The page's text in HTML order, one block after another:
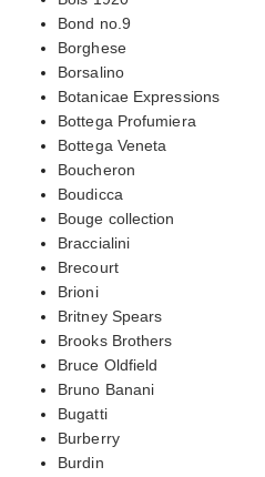
Bond no.9
Borghese
Borsalino
Botanicae Expressions
Bottega Profumiera
Bottega Veneta
Boucheron
Boudicca
Bouge collection
Braccialini
Brecourt
Brioni
Britney Spears
Brooks Brothers
Bruce Oldfield
Bruno Banani
Bugatti
Burberry
Burdin